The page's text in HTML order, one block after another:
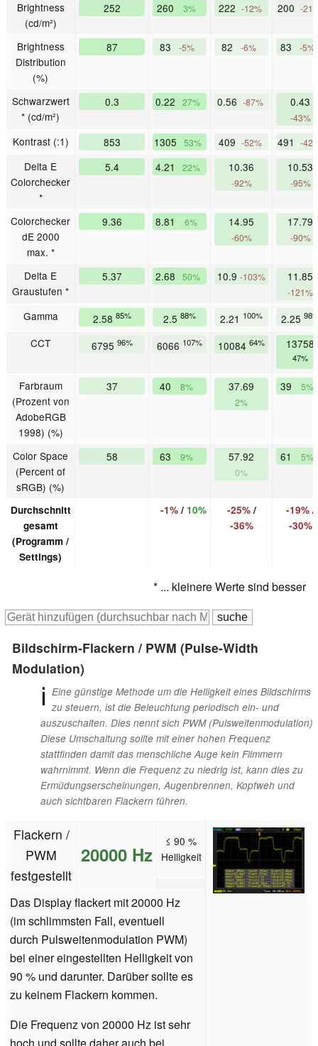
Brightness
(cd/m²)
252 260 3% 222 -12% 200 -
Brightness
Distribution
(%)
87 83 -5% 82 -6% 83 -5%
Schwarzwert
* (cd/m²)
0.3 0.22 27% 0.56 -87% 0.43
-43%
Kontrast (:1) 853 1305 53% 409 -52% 491 -
Delta E
Colorchecker
*
5.4 4.21 22% 10.36
-92%
10.53
-95%
Colorchecker
dE 2000
max. *
9.36 8.81 6% 14.95
-60%
17.79
-90%
Delta E
Graustufen *
5.37 2.68 50% 10.9 -103% 11.85
-121%
Gamma 2.58 85% 2.5 88% 2.21 100% 2.25
CCT 6795 96% 6066 107% 10084 64% 13758
47%
Farbraum
(Prozent von
AdobeRGB
1998) (%)
37 40 8% 37.69
2%
39 5%
Color Space
(Percent of
sRGB) (%)
58 63 9% 57.92
0%
61 5%
Durchschnitt
gesamt
(Programm /
Settings)
-1%/ 10% -25%/
-36%
-19%/
-30%
* ... kleinere Werte sind besser
Bildschirm-Flackern / PWM (Pulse-Width
Modulation)
ℹ Eine günstige Methode um die Helligkeit eines Bildschirms
zu steuern, ist die Beleuchtung periodisch ein- und
auszuschalten. Dies nennt sich PWM (Pulsweitenmodulation)
Diese Umschaltung sollte mit einer hohen Frequenz
stattfinden damit das menschliche Auge kein Flimmern
wahrnimmt. Wenn die Frequenz zu niedrig ist, kann dies zu
Ermüdungserscheinungen, Augenbrennen, Kopfweh und
auch sichtbaren Flackern führen.
Flackern /
PWM
festgestellt
20000 Hz
≤ 90 %
Helligkeit
Das Display flackert mit 20000 Hz
(im schlimmsten Fall, eventuell
durch Pulsweitenmodulation PWM)
bei einer eingestellten Helligkeit von
90 % und darunter. Darüber sollte es
zu keinem Flackern kommen.
Die Frequenz von 20000 Hz ist sehr
hoch und sollte daher auch bei